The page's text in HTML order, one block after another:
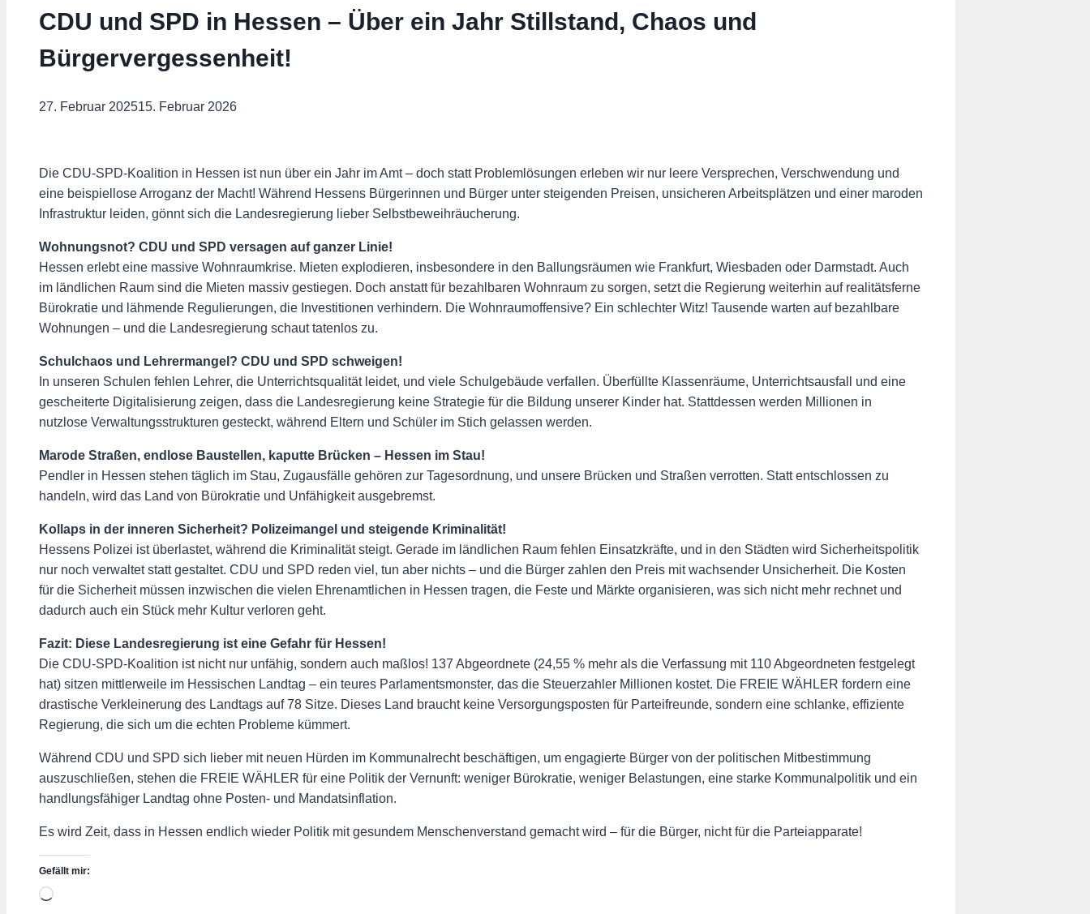
CDU und SPD in Hessen – Über ein Jahr Stillstand, Chaos und
Bürgervergessenheit!
27. Februar 202515. Februar 2026
Die CDU-SPD-Koalition in Hessen ist nun über ein Jahr im Amt – doch statt Problemlösungen erleben wir nur leere Versprechen, Verschwendung und
eine beispiellose Arroganz der Macht! Während Hessens Bürgerinnen und Bürger unter steigenden Preisen, unsicheren Arbeitsplätzen und einer maroden
Infrastruktur leiden, gönnt sich die Landesregierung lieber Selbstbeweihräucherung.
Wohnungsnot? CDU und SPD versagen auf ganzer Linie!
Hessen erlebt eine massive Wohnraumkrise. Mieten explodieren, insbesondere in den Ballungsräumen wie Frankfurt, Wiesbaden oder Darmstadt. Auch
im ländlichen Raum sind die Mieten massiv gestiegen. Doch anstatt für bezahlbaren Wohnraum zu sorgen, setzt die Regierung weiterhin auf realitätsferne
Bürokratie und lähmende Regulierungen, die Investitionen verhindern. Die Wohnraumoffensive? Ein schlechter Witz! Tausende warten auf bezahlbare
Wohnungen – und die Landesregierung schaut tatenlos zu.
Schulchaos und Lehrermangel? CDU und SPD schweigen!
In unseren Schulen fehlen Lehrer, die Unterrichtsqualität leidet, und viele Schulgebäude verfallen. Überfüllte Klassenräume, Unterrichtsausfall und eine
gescheiterte Digitalisierung zeigen, dass die Landesregierung keine Strategie für die Bildung unserer Kinder hat. Stattdessen werden Millionen in
nutzlose Verwaltungsstrukturen gesteckt, während Eltern und Schüler im Stich gelassen werden.
Marode Straßen, endlose Baustellen, kaputte Brücken – Hessen im Stau!
Pendler in Hessen stehen täglich im Stau, Zugausfälle gehören zur Tagesordnung, und unsere Brücken und Straßen verrotten. Statt entschlossen zu
handeln, wird das Land von Bürokratie und Unfähigkeit ausgebremst.
Kollaps in der inneren Sicherheit? Polizeimangel und steigende Kriminalität!
Hessens Polizei ist überlastet, während die Kriminalität steigt. Gerade im ländlichen Raum fehlen Einsatzkräfte, und in den Städten wird Sicherheitspolitik
nur noch verwaltet statt gestaltet. CDU und SPD reden viel, tun aber nichts – und die Bürger zahlen den Preis mit wachsender Unsicherheit. Die Kosten
für die Sicherheit müssen inzwischen die vielen Ehrenamtlichen in Hessen tragen, die Feste und Märkte organisieren, was sich nicht mehr rechnet und
dadurch auch ein Stück mehr Kultur verloren geht.
Fazit: Diese Landesregierung ist eine Gefahr für Hessen!
Die CDU-SPD-Koalition ist nicht nur unfähig, sondern auch maßlos! 137 Abgeordnete (24,55 % mehr als die Verfassung mit 110 Abgeordneten festgelegt
hat) sitzen mittlerweile im Hessischen Landtag – ein teures Parlamentsmonster, das die Steuerzahler Millionen kostet. Die FREIE WÄHLER fordern eine
drastische Verkleinerung des Landtags auf 78 Sitze. Dieses Land braucht keine Versorgungsposten für Parteifreunde, sondern eine schlanke, effiziente
Regierung, die sich um die echten Probleme kümmert.
Während CDU und SPD sich lieber mit neuen Hürden im Kommunalrecht beschäftigen, um engagierte Bürger von der politischen Mitbestimmung
auszuschließen, stehen die FREIE WÄHLER für eine Politik der Vernunft: weniger Bürokratie, weniger Belastungen, eine starke Kommunalpolitik und ein
handlungsfähiger Landtag ohne Posten- und Mandatsinflation.
Es wird Zeit, dass in Hessen endlich wieder Politik mit gesundem Menschenverstand gemacht wird – für die Bürger, nicht für die Parteiapparate!
Gefällt mir:
Wird